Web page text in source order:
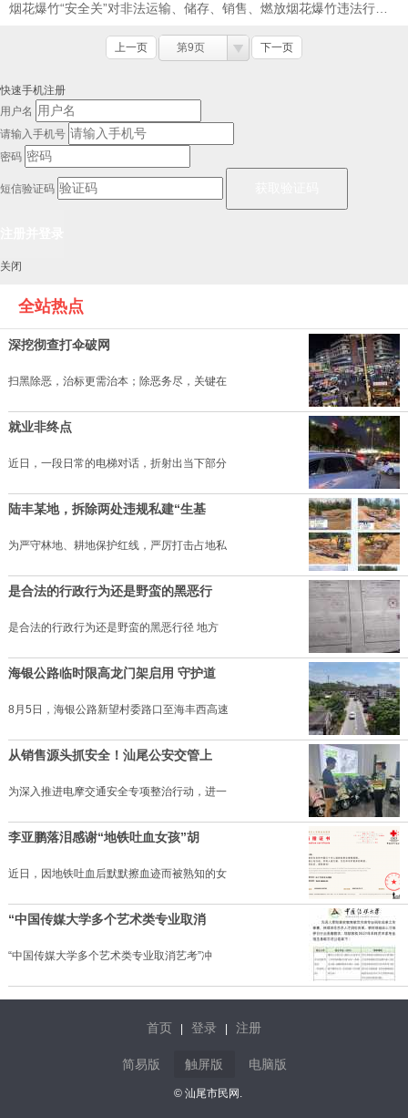
烟花爆竹“安全关”对非法运输、储存、销售、燃放烟花爆竹违法行为
上一页 第9页 下一页
快速手机注册
用户名
请输入手机号
密码
短信验证码
关闭
全站热点
深挖彻查打伞破网
扫黑除恶，治标更需治本；除恶务尽，关键在
就业非终点
近日，一段日常的电梯对话，折射出当下部分
陆丰某地，拆除两处违规私建“生基
为严守林地、耕地保护红线，严厉打击占地私
是合法的行政行为还是野蛮的黑恶行
是合法的行政行为还是野蛮的黑恶行径 地方
海银公路临时限高龙门架启用 守护道
8月5日，海银公路新望村委路口至海丰西高速
从销售源头抓安全！汕尾公安交管上
为深入推进电摩交通安全专项整治行动，进一
李亚鹏落泪感谢“地铁吐血女孩”胡
近日，因地铁吐血后默默擦血迹而被熟知的女
“中国传媒大学多个艺术类专业取消
“中国传媒大学多个艺术类专业取消艺考”冲
首页 登录 注册
简易版 触屏版 电脑版
© 汕尾市民网.